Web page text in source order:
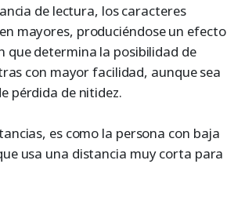
de lectura, los caracteres
mayores, produciéndose un efecto
que determina la posibilidad de
con mayor facilidad, aunque sea
pérdida de nitidez.
es como la persona con baja
usa una distancia muy corta para